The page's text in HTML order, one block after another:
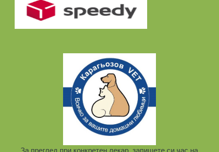
За преглед при конкретен лекар, запишете си час на